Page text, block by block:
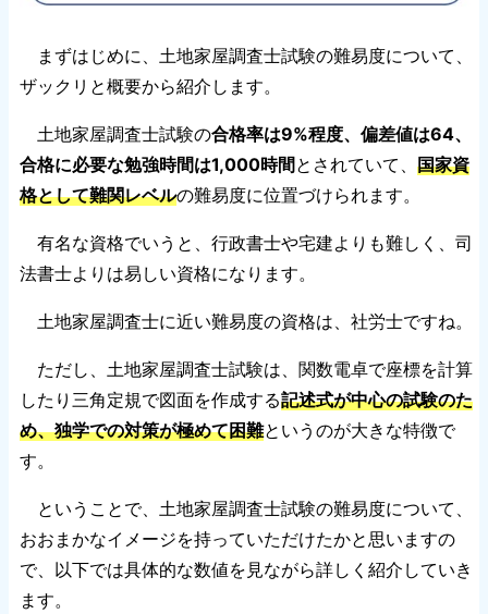
まずはじめに、土地家屋調査士試験の難易度について、
ザックリと概要から紹介します。
土地家屋調査士試験の合格率は9%程度、偏差値は64、
合格に必要な勉強時間は1,000時間 とされていて、 国家資
格として難関レベルの難易度に位置づけられます。
有名な資格でいうと、行政書士や宅建よりも難しく、司
法書士よりは易しい資格になります。
土地家屋調査士に近い難易度の資格は、社労士ですね。
ただし、土地家屋調査士試験は、関数電卓で座標を計算
したり三角定規で図面を作成する記述式が中心の試験のた
め、独学での対策が極めて困難というのが大きな特徴で
す。
ということで、土地家屋調査士試験の難易度について、
おおまかなイメージを持っていただけたかと思いますの
で、以下では具体的な数値を見ながら詳しく紹介していき
ます。